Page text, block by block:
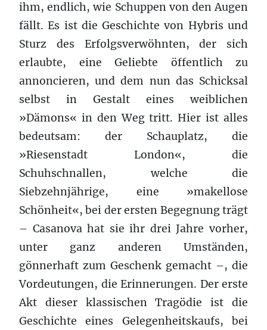
ihm, endlich, wie Schuppen von den Augen
fällt. Es ist die Geschichte von Hybris und
Sturz des Erfolgsverwöhnten, der sich
erlaubte, eine Geliebte öffentlich zu
annoncieren, und dem nun das Schicksal
selbst in Gestalt eines weiblichen
»Dämons« in den Weg tritt. Hier ist alles
bedeutsam: der Schauplatz, die
»Riesenstadt London«, die
Schuhschnallen, welche die
Siebzehnjährige, eine »makellose
Schönheit«, bei der ersten Begegnung trägt
– Casanova hat sie ihr drei Jahre vorher,
unter ganz anderen Umständen,
gönnerhaft zum Geschenk gemacht –, die
Vordeutungen, die Erinnerungen. Der erste
Akt dieser klassischen Tragödie ist die
Geschichte eines Gelegenheitskaufs, bei